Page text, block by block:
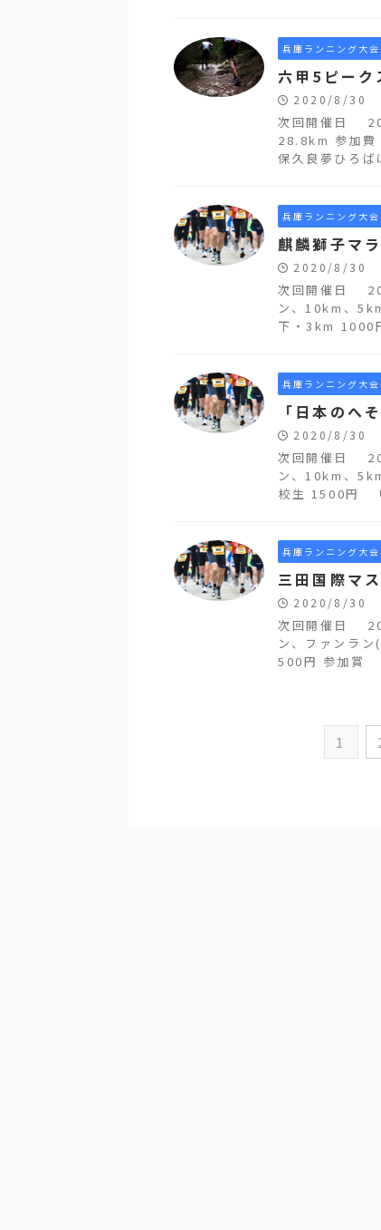
兵庫ランニング大会
六甲5ピーク
2020/8/30
次回開催日
28.8km 参加
保久良夢ひろ
兵庫ランニング大会
麒麟獅子マ
2020/8/30
次回開催日
ン、10km、
下・3km
兵庫ランニング大会
「日本のへ
2020/8/30
次回開催日
ン、10km、
校生 1500円
兵庫ランニング大会
三田国際マ
2020/8/30
次回開催日
ン、ファンラ
500円 参加賞
1